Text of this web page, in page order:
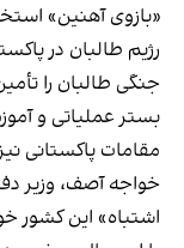
«بازوی آهنین»
رژیم طالبان در
جنگی طالبان را
بستر عملیاتی و
مقامات پاکستانی
خواجه آصف، وزیر
اشتباه» این کشور